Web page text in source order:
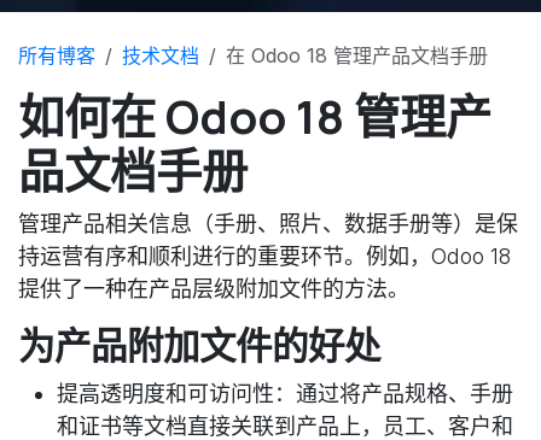
所有博客 技术文档 在 Odoo 18 管理产品文档手册
如何在 Odoo 18 管理产
品文档手册
管理产品相关信息（手册、照片、数据手册等）是保
持运营有序和顺利进行的重要环节。例如，Odoo 18
提供了一种在产品层级附加文件的方法。
为产品附加文件的好处
提高透明度和可访问性：通过将产品规格、手册
和证书等文档直接关联到产品上，员工、客户和